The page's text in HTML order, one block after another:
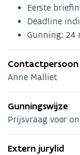
Eerste
Deadline
Gunning: 24
Contactpersoon
Anne Malliet
Gunningswijze
Prijsvraag voor
Extern jurylid